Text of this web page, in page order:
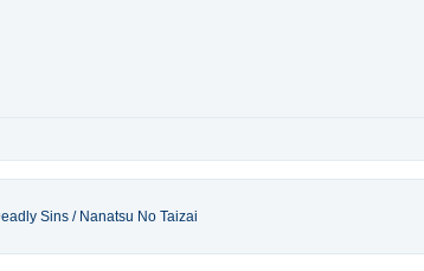
Sins / Nanatsu No Taizai